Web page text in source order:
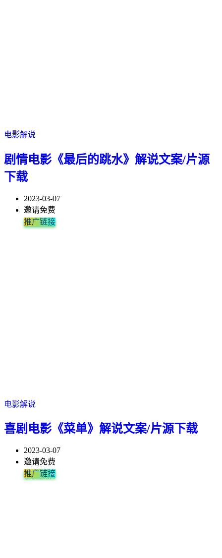
电影解说
剧情电影《最后的跳水》解说文案/片源
下载
2023-03-07
邀请免费
推广链接
电影解说
喜剧电影《菜单》解说文案/片源下载
2023-03-07
邀请免费
推广链接